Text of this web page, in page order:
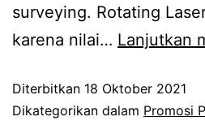
surveying. Rotating
karena nilai… Lanjutkan
Diterbitkan 18 Oktober 2021
Dikategorikan dalam Promosi